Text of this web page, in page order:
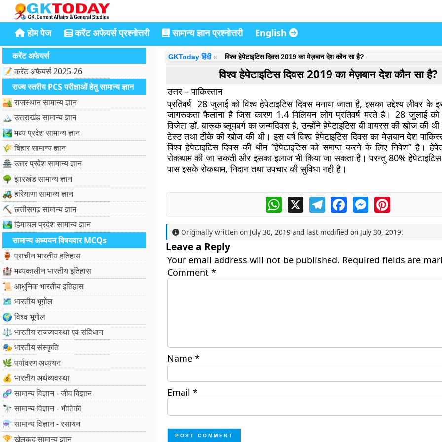
होम पेज करेंट अफेयर्स प्रश्नोत्तरी सामान्य ज्ञान प्रश्नोत्तरी English
करेंट अफेयर्स
📝 करेंट अफेयर्स 2025-26
राज्य स्तरीय PCS परीक्षाओं हेतु सामान्य ज्ञान
🏜️ राजस्थान सामान्य ज्ञान
🏔️ उत्तराखंड सामान्य ज्ञान
🏞️ मध्य प्रदेश सामान्य ज्ञान
🌾 बिहार सामान्य ज्ञान
🏯 उत्तर प्रदेश सामान्य ज्ञान
🌳 झारखंड सामान्य ज्ञान
🚜 हरियाणा सामान्य ज्ञान
⛏️ छत्तीसगढ़ सामान्य ज्ञान
🏞️ हिमाचल प्रदेश सामान्य ज्ञान
सामान्य अध्ययन विषयवार MCQs
🏺 प्राचीन भारतीय इतिहास
🏰 मध्यकालीन भारतीय इतिहास
📜 आधुनिक भारतीय इतिहास
🗺️ भारतीय भूगोल
🌍 विश्व भूगोल
⚖️ भारतीय राजव्यवस्था एवं संविधान
🎭 भारतीय संस्कृति
🌿 पर्यावरण अध्ययन
💰 भारतीय अर्थव्यवस्था
🧬 सामान्य विज्ञान - जीव विज्ञान
🔭 सामान्य विज्ञान - भौतिकी
⚗️ सामान्य विज्ञान - रसायन
🏆 खेलकूद सामान्य ज्ञान
GKToday हिंदी विश्व हेपेटाइटिस दिवस 2019 का मेज़बान देश कौन सा है?
विश्व हेपेटाइटिस दिवस 2019 का मेज़बान देश कौन सा है?
उत्तर – पाकिस्तान
प्रतिवर्ष 28 जुलाई को विश्व हेपेटाइटिस दिवस मनाया जाता है, इसका उद्देश्य लीवर के
जागरूकता फैलाना है जिस कारण 1.4 मिलियन लोग प्रतिवर्ष मरते हैं। 28 जुलाई को
विजेता डॉ. बारूक ब्लूमबर्ग का जन्मदिवस है, उन्होंने हेपेटाइटिस बी वायरस की खोज की
टेस्ट तथा टीके की खोज की थी। इस वर्ष विश्व हेपेटाइटिस दिवस का मेज़बान देश
विश्व हेपेटाइटिस दिवस की थीम “हेपेटाइटिस को समाप्त करने के लिए निवेश” है।
रोकथाम की जा सकती और इसका इलाज भी किया जा सकता है। परन्तु 80% हेपेटाइटिस
पास इसके रोकथाम, निदान तथा उपचार की सुविधा नही है।
WhatsApp
X TelegramFacebookMessengerPinterest
Originally written on July 30, 2019 and last modified on July 30, 2019.
Leave a Reply
Your email address will not be published. Required fields are
Comment *
Name *
Email *